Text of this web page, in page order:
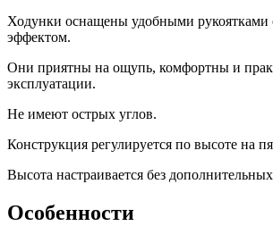
Ходунки оснащены удобными рукоятками
эффектом.
Они приятны на ощупь, комфортны и
эксплуатации.
Не имеют острых углов.
Конструкция регулируется по высоте на
Высота настраивается без
Особенности